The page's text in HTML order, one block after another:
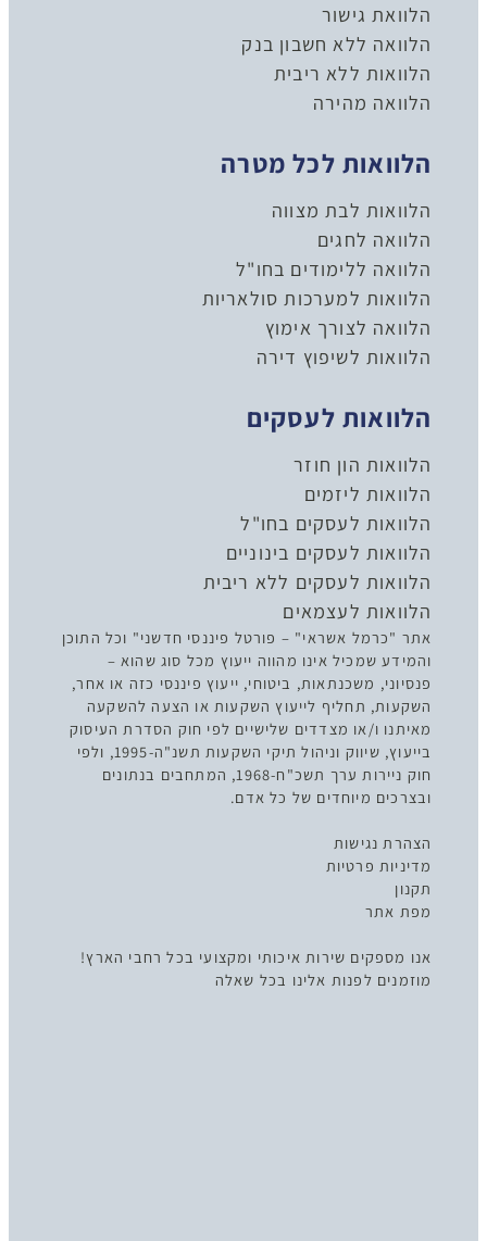
הלוואת גישור
הלוואה ללא חשבון בנק
הלוואות ללא ריבית
הלוואה מהירה
הלוואות לכל מטרה
הלוואות לבת מצווה
הלוואה לחגים
הלוואה ללימודים בחו"ל
הלוואות למערכות סולאריות
הלוואה לצורך אימוץ
הלוואות לשיפוץ דירה
הלוואות לעסקים
הלוואות הון חוזר
הלוואות ליזמים
הלוואות לעסקים בחו"ל
הלוואות לעסקים בינוניים
הלוואות לעסקים ללא ריבית
הלוואות לעצמאים
אתר "כרמל אשראי" – פורטל פיננסי חדשני" וכל התוכן
והמידע שמכיל אינו מהווה ייעוץ מכל סוג שהוא –
פנסיוני, משכנתאות, ביטוחי, ייעוץ פיננסי כזה או אחר,
השקעות, תחליף לייעוץ השקעות או הצעה להשקעה
מאיתנו ו/או מצדדים שלישיים לפי חוק הסדרת העיסוק
בייעוץ, שיווק וניהול תיקי השקעות תשנ"ה-1995, ולפי
חוק ניירות ערך תשכ"ח-1968, המתחבים בנתונים
ובצרכים מיוחדים של כל אדם.
הצהרת נגישות
מדיניות פרטיות
תקנון
מפת אתר
אנו מספקים שירות איכותי ומקצועי בכל רחבי הארץ!
מוזמנים לפנות אלינו בכל שאלה